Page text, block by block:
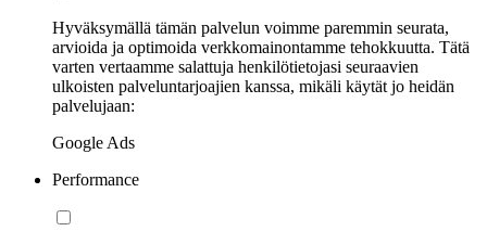
Hyväksymällä tämän palvelun voimme paremmin seurata,
arvioida ja optimoida verkkomainontamme tehokkuutta. Tätä
varten vertaamme salattuja henkilötietojasi seuraavien
ulkoisten palveluntarjoajien kanssa, mikäli käytät jo heidän
palvelujaan:
Google Ads
Performance